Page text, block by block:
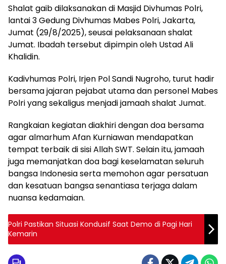
Shalat gaib dilaksanakan di Masjid Divhumas Polri,
lantai 3 Gedung Divhumas Mabes Polri, Jakarta,
Jumat (29/8/2025), seusai pelaksanaan shalat
Jumat. Ibadah tersebut dipimpin oleh Ustad Ali
Khalidin.
Kadivhumas Polri, Irjen Pol Sandi Nugroho, turut hadir
bersama jajaran pejabat utama dan personel Mabes
Polri yang sekaligus menjadi jamaah shalat Jumat.
Rangkaian kegiatan diakhiri dengan doa bersama
agar almarhum Afan Kurniawan mendapatkan
tempat terbaik di sisi Allah SWT. Selain itu, jamaah
juga memanjatkan doa bagi keselamatan seluruh
bangsa Indonesia serta memohon agar persatuan
dan kesatuan bangsa senantiasa terjaga dalam
nuansa kedamaian.
Polri Pastikan Situasi Kondusif Saat Demo di Pagi Hari
Kemarin